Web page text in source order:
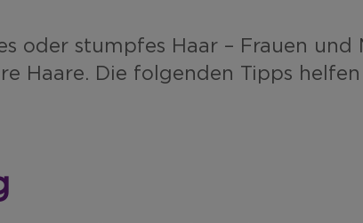
oder stumpfes Haar – Frauen
Haare. Die folgenden Tipps